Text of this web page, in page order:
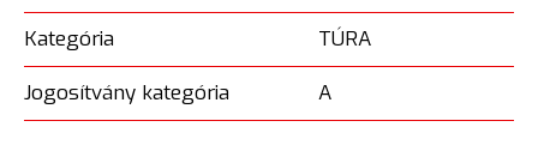
Kategória
TÚRA
Jogosítvány kategória
A